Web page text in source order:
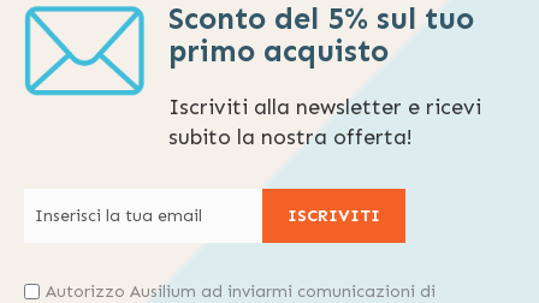
Sconto del 5% sul tuo
primo acquisto
Iscriviti alla newsletter e ricevi
subito la nostra offerta!
ISCRIVITI
Autorizzo Ausilium ad inviarmi comunicazioni di